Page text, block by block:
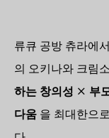
류큐 공방 츄라에
의 오키나와 크림
하는 창의성 × 부
다움 을 최대한으